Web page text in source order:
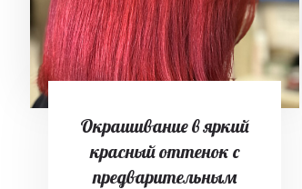
Окрашивание в яркий
красный оттенок с
предварительным